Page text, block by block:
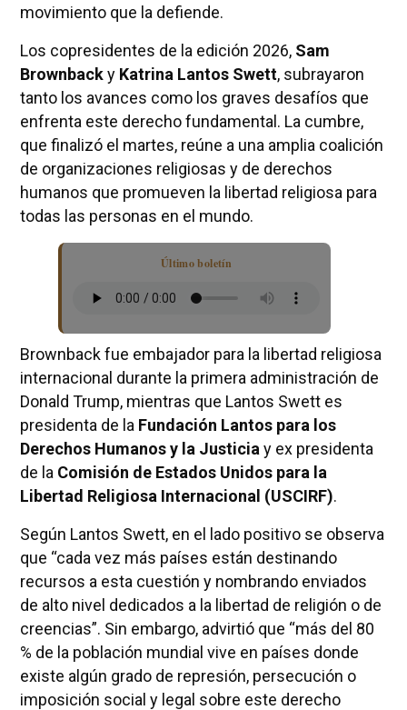
movimiento que la defiende.
Los copresidentes de la edición 2026, Sam
Brownbacky Katrina Lantos Swett, subrayaron
tanto los avances como los graves desafíos que
enfrenta este derecho fundamental. La cumbre,
que finalizó el martes, reúne a una amplia coalición
de organizaciones religiosas y de derechos
humanos que promueven la libertad religiosa para
todas las personas en el mundo.
Último boletín
Brownback fue embajador para la libertad religiosa
internacional durante la primera administración de
Donald Trump, mientras que Lantos Swett es
presidenta de la Fundación Lantos para los
Derechos Humanos y la Justicia y ex presidenta
de la Comisión de Estados Unidos para la
Libertad Religiosa Internacional (USCIRF).
Según Lantos Swett, en el lado positivo se observa
que “cada vez más países están destinando
recursos a esta cuestión y nombrando enviados
de alto nivel dedicados a la libertad de religión o de
creencias”. Sin embargo, advirtió que “más del 80
% de la población mundial vive en países donde
existe algún grado de represión, persecución o
imposición social y legal sobre este derecho